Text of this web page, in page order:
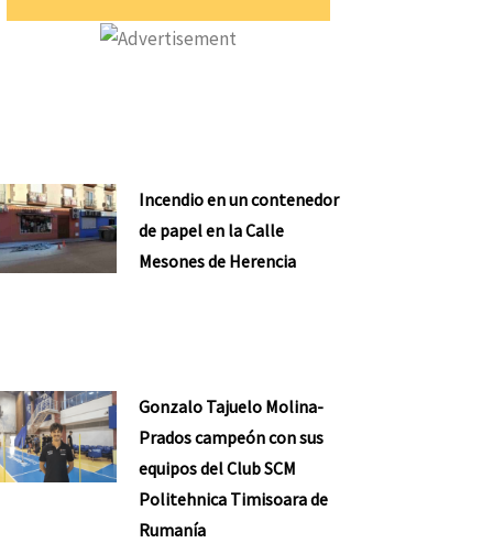
Incendio en un contenedor
de papel en la Calle
Mesones de Herencia
Gonzalo Tajuelo Molina-
Prados campeón con sus
equipos del Club SCM
Politehnica Timisoara de
Rumanía